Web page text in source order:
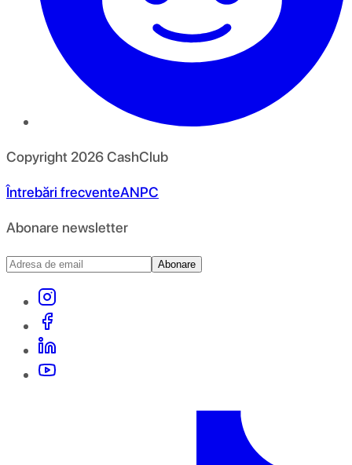
Copyright 2026CashClub
Întrebări frecventeANPC
Abonare newsletter
Abonare